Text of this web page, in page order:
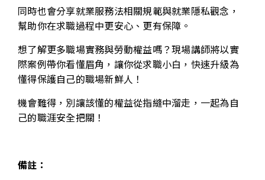
同時也會分享就業服務法相關規範與就業隱私觀念，
幫助你在求職過程中更安心、更有保障。
想了解更多職場實務與勞動權益嗎？現場講師將以實
際案例帶你看懂眉角，讓你從求職小白，快速升級為
懂得保護自己的職場新鮮人！
機會難得，別讓該懂的權益從指縫中溜走，一起為自
己的職涯安全把關！
備註：